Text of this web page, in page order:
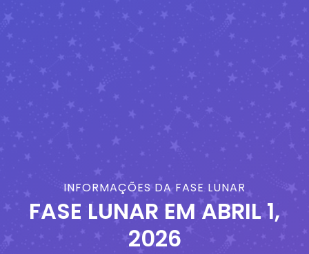
INFORMAÇÕES DA FASE LUNAR
FASE LUNAR EMABRIL 1,
2026